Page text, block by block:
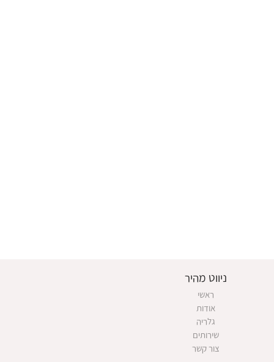
ניווט מהיר
ראשי
אודות
גלריה
שירותים
צור קשר